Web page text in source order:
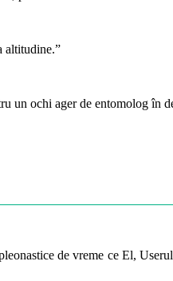
altitudine.”
un ochi ager de entomolog în
de vreme ce El,